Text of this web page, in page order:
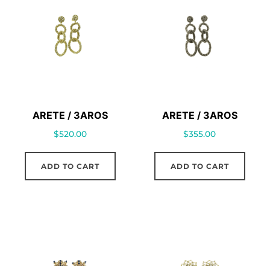
ARETE / 3AROS
$520.00
ADD TO CART
ARETE / 3AROS
$355.00
ADD TO CART